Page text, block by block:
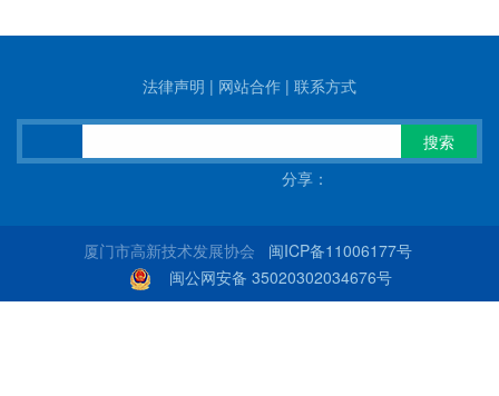
法律声明 | 网站合作 | 联系方式
搜索
分享：
厦门市高新技术发展协会 闽ICP备11006177号
闽公网安备 35020302034676号